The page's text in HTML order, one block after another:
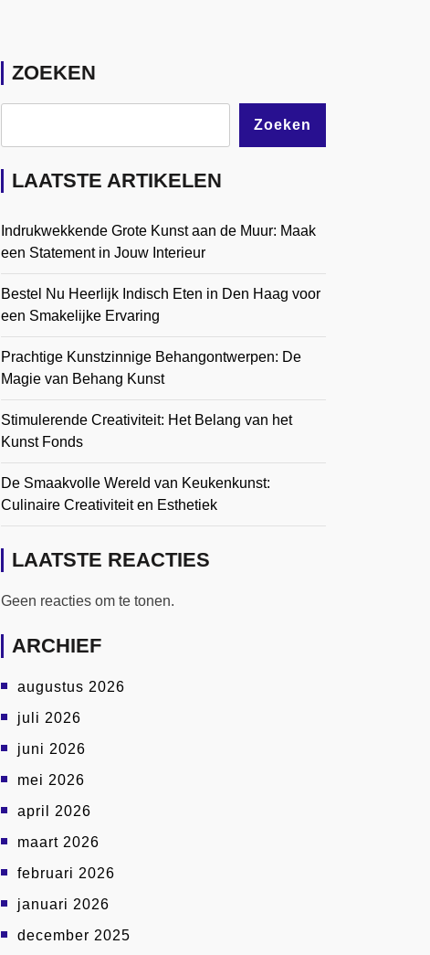
ZOEKEN
Zoeken
LAATSTE ARTIKELEN
Indrukwekkende Grote Kunst aan de Muur: Maak
een Statement in Jouw Interieur
Bestel Nu Heerlijk Indisch Eten in Den Haag voor
een Smakelijke Ervaring
Prachtige Kunstzinnige Behangontwerpen: De
Magie van Behang Kunst
Stimulerende Creativiteit: Het Belang van het
Kunst Fonds
De Smaakvolle Wereld van Keukenkunst:
Culinaire Creativiteit en Esthetiek
LAATSTE REACTIES
Geen reacties om te tonen.
ARCHIEF
augustus 2026
juli 2026
juni 2026
mei 2026
april 2026
maart 2026
februari 2026
januari 2026
december 2025